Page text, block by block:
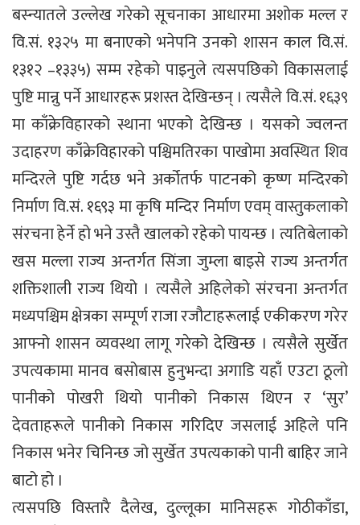
बस्न्यातले उल्लेख गरेको सूचनाका आधारमा अशोक मल्ल र
वि.सं. १३२५ मा बनाएको भनेपनि उनको शासन काल वि.सं.
१३१२ –१३३५) सम्म रहेको पाइनुले त्यसपछिको विकासलाई
पुष्टि मान्नु पर्ने आधारहरू प्रशस्त देखिन्छन् । त्यसैले वि.सं. १६३९
मा काँक्रेविहारको स्थाना भएको देखिन्छ । यसको ज्वलन्त
उदाहरण काँक्रेविहारको पश्चिमतिरका पाखोमा अवस्थित शिव
मन्दिरले पुष्टि गर्दछ भने अर्कोतर्फ पाटनको कृष्ण मन्दिरको
निर्माण वि.सं. १६९३ मा कृषि मन्दिर निर्माण एवम् वास्तुकलाको
संरचना हेर्ने हो भने उस्तै खालको रहेको पायन्छ । त्यतिबेलाको
खस मल्ला राज्य अन्तर्गत सिंजा जुम्ला बाइसे राज्य अन्तर्गत
शक्तिशाली राज्य थियो । त्यसैले अहिलेको संरचना अन्तर्गत
मध्यपश्चिम क्षेत्रका सम्पूर्ण राजा रजौटाहरूलाई एकीकरण गरेर
आफ्नो शासन व्यवस्था लागू गरेको देखिन्छ । त्यसैले सुर्खेत
उपत्यकामा मानव बसोबास हुनुभन्दा अगाडि यहाँ एउटा ठूलो
पानीको पोखरी थियो पानीको निकास थिएन र ‘सुर’
देवताहरूले पानीको निकास गरिदिए जसलाई अहिले पनि
निकास भनेर चिनिन्छ जो सुर्खेत उपत्यकाको पानी बाहिर जाने
बाटो हो ।
त्यसपछि विस्तारै दैलेख, दुल्लूका मानिसहरू गोठीकाँडा,